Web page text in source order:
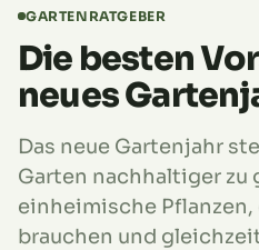
GARTENRATGEBER
Die besten
neues
Das neue Gartenjahr
Garten nachhaltiger zu
einheimische
brauchen und